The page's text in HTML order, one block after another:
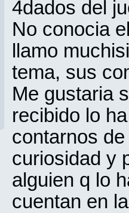
4dados del
No conocia
llamo
tema, sus
Me gustaria
recibido lo
contarnos
curiosidad y
alguien q lo
cuentan en